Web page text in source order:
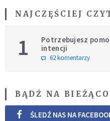
NAJCZĘŚCIEJ
1
Potrzebujesz
intencji
62 komentarzy
BĄDŹ NA BIEŻĄCO
ŚLEDŹ NAS NA